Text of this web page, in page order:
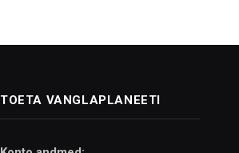
TOETA VANGLAPLANEETI